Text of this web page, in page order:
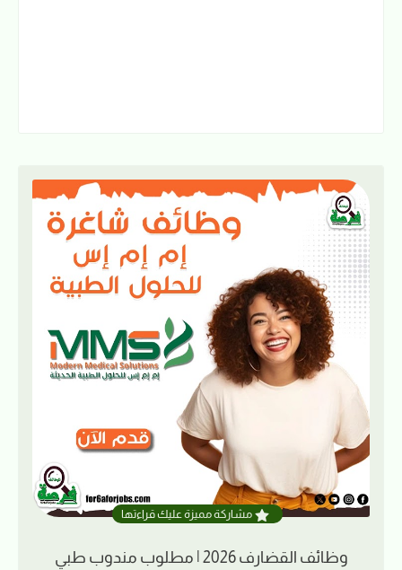
مشاركة مميزة عليك قراءتها
وظائف القضارف 2026 | مطلوب مندوب طبي